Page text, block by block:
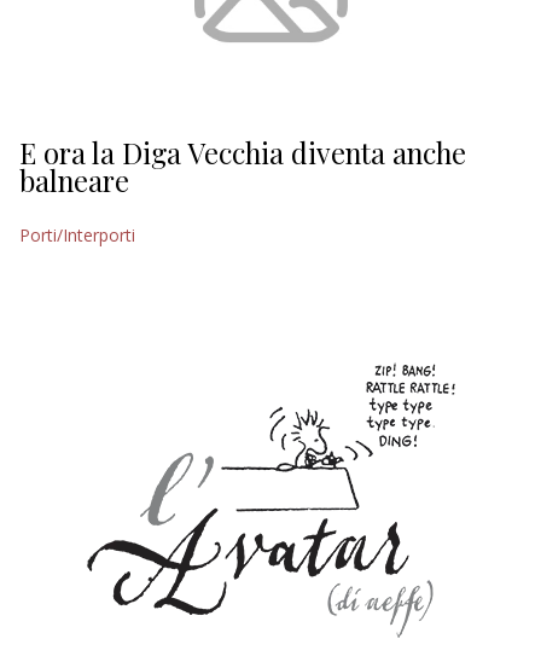
E ora la Diga Vecchia diventa anche
balneare
Porti/Interporti